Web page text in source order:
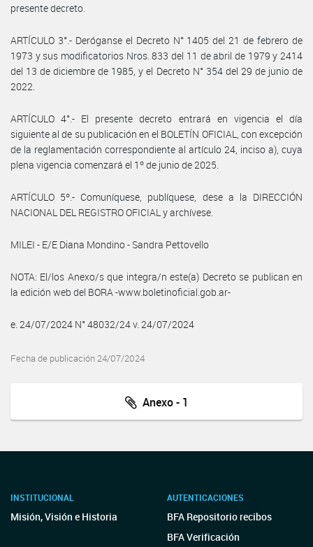
presente decreto.
ARTÍCULO 3°.- Deróganse el Decreto N° 1405 del 21 de febrero de
1973 y sus modificatorios Nros. 833 del 11 de abril de 1979 y 2414
del 13 de diciembre de 1985, y el Decreto N° 354 del 29 de junio de
2022.
ARTÍCULO 4°.- El presente decreto entrará en vigencia el día
siguiente al de su publicación en el BOLETÍN OFICIAL, con excepción
de la reglamentación correspondiente al artículo 24, inciso a), cuya
plena vigencia comenzará el 1º de junio de 2025.
ARTÍCULO 5º.- Comuníquese, publíquese, dese a la DIRECCIÓN
NACIONAL DEL REGISTRO OFICIAL y archívese.
MILEI - E/E Diana Mondino - Sandra Pettovello
NOTA: El/los Anexo/s que integra/n este(a) Decreto se publican en
la edición web del BORA -www.boletinoficial.gob.ar-
e. 24/07/2024 N° 48032/24 v. 24/07/2024
Fecha de publicación 24/07/2024
Anexo - 1
INSTITUCIONAL
Misión, Visión e Historia
AUTENTICACIONES
BFA Repositorio recibos
BFA Verificación